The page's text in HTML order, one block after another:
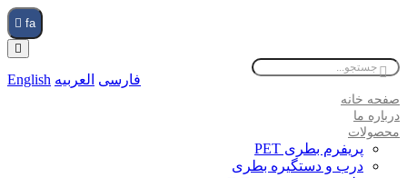
fa
English فارسی العربیه
صفحه خانه
درباره ما
محصولات
پریفرم بطری PET
درب و دستگیره بطری